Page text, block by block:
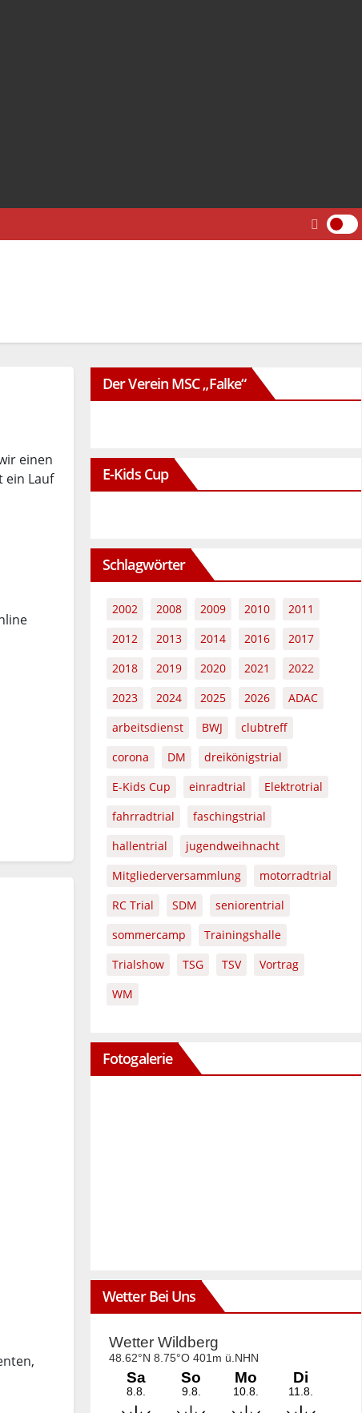
einen
ein Lauf
Der Verein MSC „Falke“
E-Kids Cup
Schlagwörter
2002 2008 2009 2010
2011
2012
2013 2014 2016
2017
2018
2019 2020 2021
2022
2023
2024 2025 2026
ADAC
arbeitsdienst
BWJ
clubtreff
corona
DM
dreikönigstrial
E-Kids Cup
einradtrial
Elektrotrial
fahrradtrial
faschingstrial
hallentrial
jugendweihnacht
Mitgliederversammlung
motorradtrial
RC Trial
SDM
seniorentrial
sommercamp
Trainingshalle
Trialshow
TSG TSV
Vortrag
WM
Fotogalerie
Wetter Bei Uns